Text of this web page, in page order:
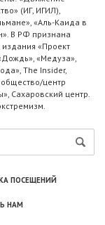
(ИГ, ИГИЛ),
«Аль-Каида в
В РФ признана
издания «Проект
«Медуза»,
The Insider,
центр
Сахаровский центр.
ПОСЕЩЕНИЙ
НАМ